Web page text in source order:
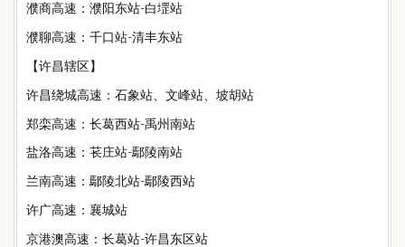
濮商高速：濮阳东站-白堽站
濮聊高速：千口站-清丰东站
【许昌辖区】
许昌绕城高速：石象站、文峰站、坡胡站
郑栾高速：长葛西站-禹州南站
盐洛高速：苌庄站-鄢陵南站
兰南高速：鄢陵北站-鄢陵西站
许广高速：襄城站
京港澳高速：长葛站-许昌东区站